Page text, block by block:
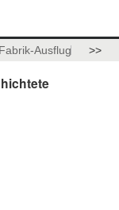
Fabrik-Ausflug >>